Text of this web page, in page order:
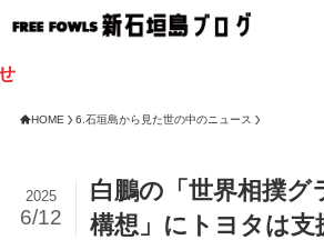
HOME 6.石垣島から見た世の中のニュース
白鵬の「世界相撲グ
構想」にトヨタは支
2025
6/12